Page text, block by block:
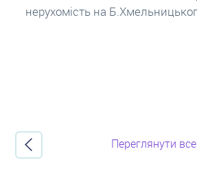
про іпотечні кредити.
Переглянути все